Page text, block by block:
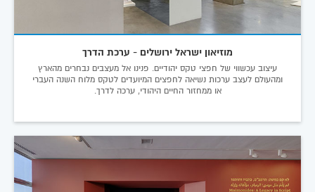
מוזיאון ישראל ירושלים - ערכת הדרך
עיצוב עכשווי של חפצי טקס יהודיים. פנינו אל מעצבים נבחרים מהארץ
ומהעולם לעצב ערכות נשיאה לחפצים המיועדים לטקס מלוח השנה העברי
או ממחזור החיים היהודי, ערכה לדרך.